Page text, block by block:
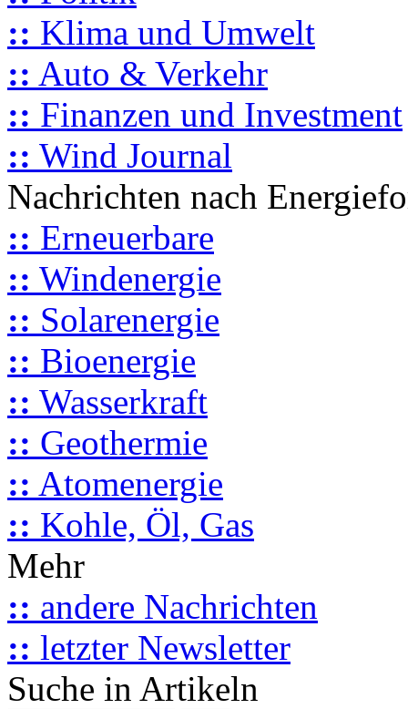
:: Klima und Umwelt
:: Auto & Verkehr
:: Finanzen und Investment
:: Wind Journal
Nachrichten nach
:: Erneuerbare
:: Windenergie
:: Solarenergie
:: Bioenergie
:: Wasserkraft
:: Geothermie
:: Atomenergie
:: Kohle, Öl, Gas
Mehr
:: andere Nachrichten
:: letzter Newsletter
Suche in Artikeln